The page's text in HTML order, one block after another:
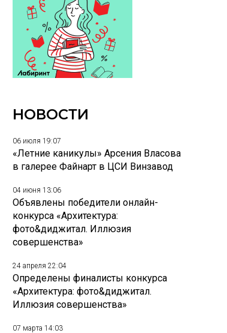
НОВОСТИ
06 июля 19:07
«Летние каникулы» Арсения Власова
в галерее Файнарт в ЦСИ Винзавод
04 июня 13:06
Объявлены победители онлайн-
конкурса «Архитектура:
фото&диджитал. Иллюзия
совершенства»
24 апреля 22:04
Определены финалисты конкурса
«Архитектура: фото&диджитал.
Иллюзия совершенства»
07 марта 14:03